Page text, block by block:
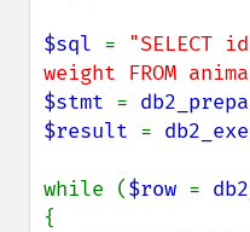
$sql = "SELECT
weight FROM
$stmt =
$result =
while ($row =
{